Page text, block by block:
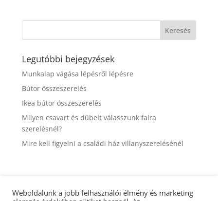
Legutóbbi bejegyzések
Munkalap vágása lépésről lépésre
Bútor összeszerelés
Ikea bútor összeszerelés
Milyen csavart és dübelt válasszunk falra
szerelésnél?
Mire kell figyelni a családi ház villanyszerelésénél
Kapcsolatfelvétel
Weboldalunk a jobb felhasználói élmény és marketing